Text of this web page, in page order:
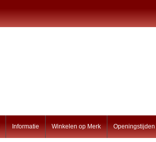
Informatie Winkelen op Merk Openingstijden